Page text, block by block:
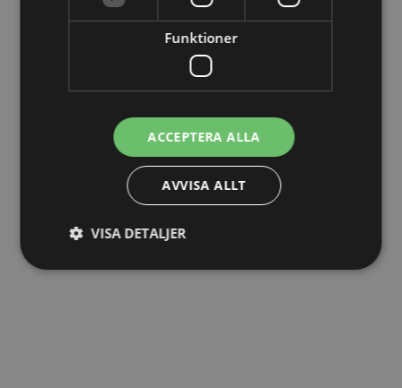
Företag
Boka
Funktioner
ACCEPTERA ALLA
AVVISA ALLT
VISA DETALJER